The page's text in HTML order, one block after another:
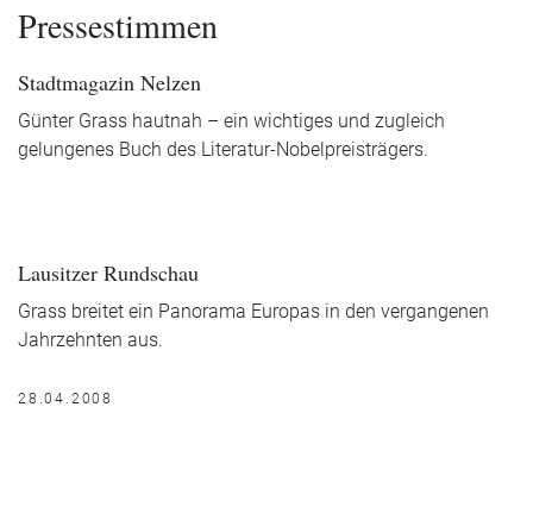
Pressestimmen
Stadtmagazin Nelzen
Günter Grass hautnah – ein wichtiges und zugleich
gelungenes Buch des Literatur-Nobelpreisträgers.
Lausitzer Rundschau
Grass breitet ein Panorama Europas in den vergangenen
Jahrzehnten aus.
28.04.2008